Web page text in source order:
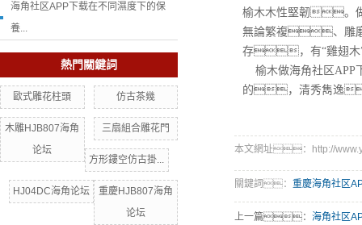
海角社区APP下载在不同濕度下的保
養...
熱門關鍵詞
歐式雕花柱頭 仿古茶幾
木雕HJB807海角
论坛
三扇組合雕花門
方形鏤空仿古掛...
HJ04DC海角论坛
重慶HJB807海角
论坛
榆木木性堅韌。
無論繁複、雕
存，有“雞翅木
榆木做海角社区
的，清秀雋逸
本文網址：http://
關鍵詞： 重慶海角社区
上一篇： 海角社区